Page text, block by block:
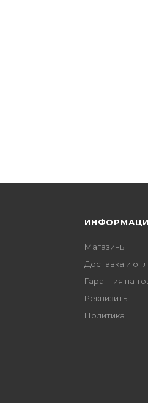
Магазины
Доставка и
Гарантия на
Реквизиты
Политика